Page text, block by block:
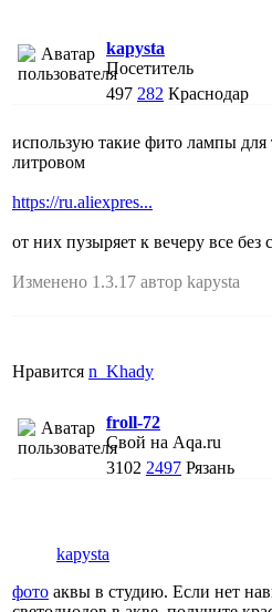
kapysta
Посетитель
497 282 Краснодар
использую такие фито лампы для
литровом
https://ru.aliexpres...
от них пузыряет к вечеру все без
Изменено 1.3.17 автор kapysta
Нравится n_Khady
froll-72
Свой на Aqa.ru
3102 2497 Рязань
kapysta
фото аквы в студию. Если нет